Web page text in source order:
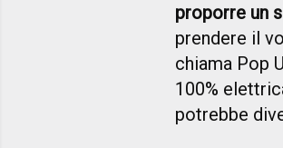
proporre un
prendere il
chiama Pop
100%
potrebbe